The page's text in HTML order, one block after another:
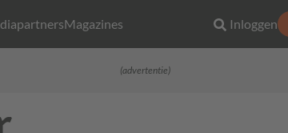
Magazines Inloggen
(advertentie)